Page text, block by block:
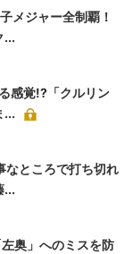
メジャー全制覇！
...
感覚!?「クルリン
...
なところで打ち切れ
...
奥」へのミスを防